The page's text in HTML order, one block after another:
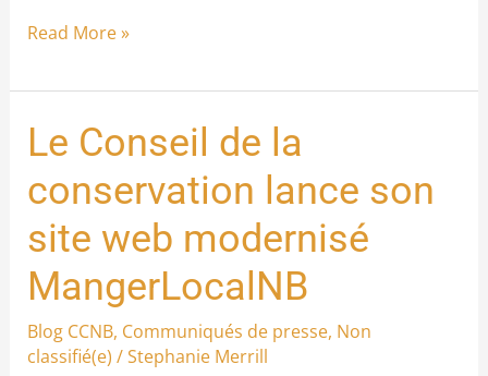
Read More »
Le Conseil de la
conservation lance son
site web modernisé
MangerLocalNB
Blog CCNB, Communiqués de presse, Non
classifié(e) /Stephanie Merrill
Le
de
la
lance
son
site